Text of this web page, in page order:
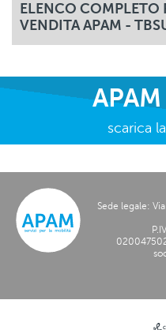
ELENCO COMPLETO
VENDITA APAM -
scarica
Sede legale: